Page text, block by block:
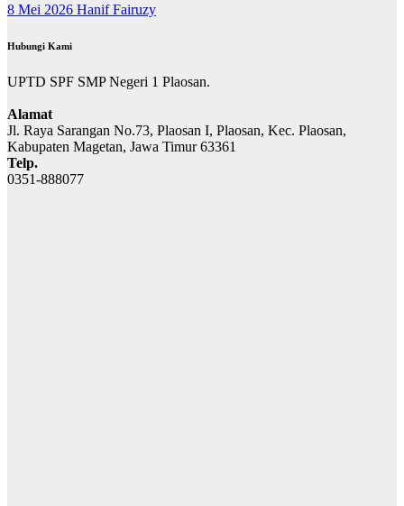
8 Mei 2026 Hanif Fairuzy
Hubungi Kami
UPTD SPF SMP Negeri 1 Plaosan.
Alamat
Jl. Raya Sarangan No.73, Plaosan I, Plaosan, Kec. Plaosan,
Kabupaten Magetan, Jawa Timur 63361
Telp.
0351-888077